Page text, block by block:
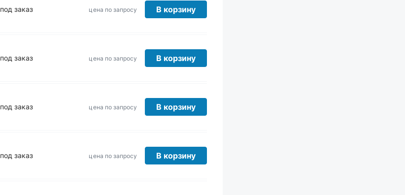
под заказ цена по запросу В корзину
под заказ цена по запросу В корзину
под заказ цена по запросу В корзину
под заказ цена по запросу В корзину